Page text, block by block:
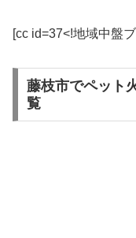
[cc id=37<!地域中盤
藤枝市でペット
覧